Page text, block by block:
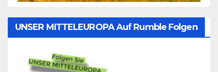
UNSER MITTELEUROPA Auf Rumble Folgen